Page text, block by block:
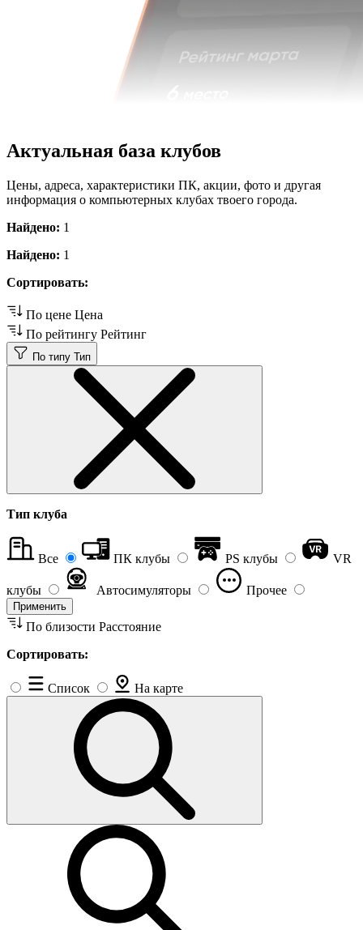
Актуальная база клубов
Цены, адреса, характеристики ПК, акции, фото и другая
информация о компьютерных клубах твоего города.
Найдено: 1
Найдено: 1
Сортировать:
По цене Цена
По рейтингу Рейтинг
По типу Тип
Тип клуба
Все ПК клубы PS клубы VR
клубы Автосимуляторы Прочее
Применить
По близости Расстояние
Сортировать:
Список На карте